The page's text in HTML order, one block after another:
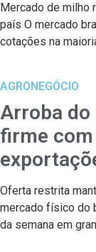
Mercado de milho
país O mercado
cotações na
AGRONEGÓCIO
Arroba do
firme
Oferta restrita
mercado físico do
da semana em